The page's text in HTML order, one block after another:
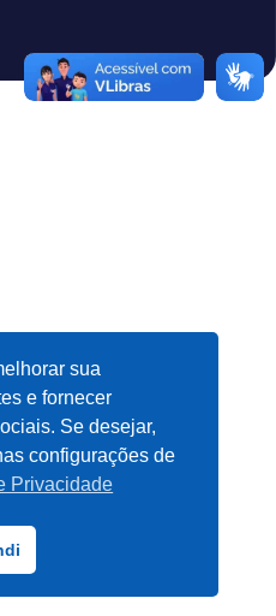
sua
e fornecer
Se desejar,
configurações de
Privacidade